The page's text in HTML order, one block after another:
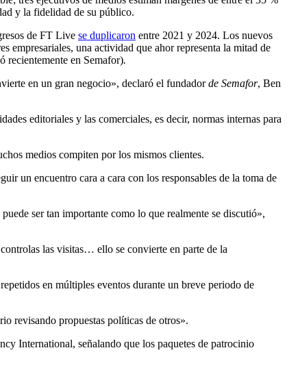
y la fidelidad de su público.
de FT Live se duplicaron entre 2021 y 2024. Los nuevos
empresariales, una actividad que ahorrepresenta la mitad de
recientemente en Semafor).
en un gran negocio», declaró el fundadorde Semafor, Ben
editoriales y las comerciales, es decir, normas internas para
medios compiten por los mismos clientes.
un encuentro cara a cara con los responsables de la toma de
ser tan importante como lo que realmente se discutió»,
las visitas… ello se convierte en parte de la
en múltiples eventos durante un breve periodo de
revisando propuestas políticas de otros».
International, señalando que los paquetes de patrocinio